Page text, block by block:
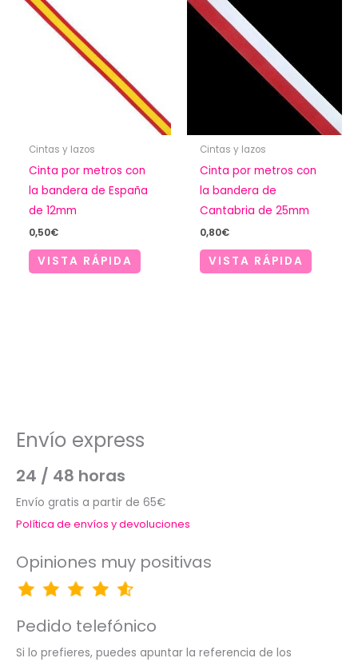
Cintas y lazos
Cinta por metros con
la bandera de España
de 12mm
0,50€
VISTA RÁPIDA
Cintas y lazos
Cinta por metros con
la bandera de
Cantabria de 25mm
0,80€
VISTA RÁPIDA
Envío express
24 / 48 horas
Envío gratis a partir de 65€
Política de envíos y devoluciones
Opiniones muy positivas
Pedido telefónico
Si lo prefieres, puedes apuntar la referencia de los